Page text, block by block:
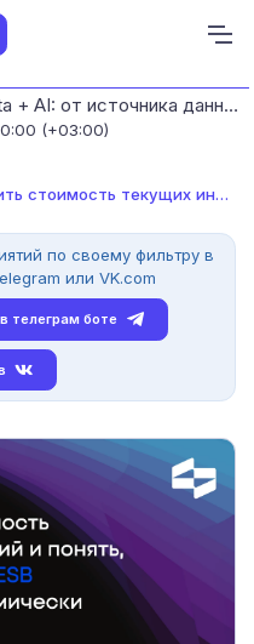
SmartData 2026. Data + AI: от источника данных до работающих моделей
(+03:00)
текущих интеграций и понять, когда пере...
по своему фильтру в
или VK.com
телеграм боте